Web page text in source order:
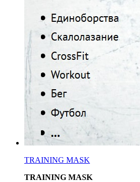
TRAINING MASK
TRAINING MASK